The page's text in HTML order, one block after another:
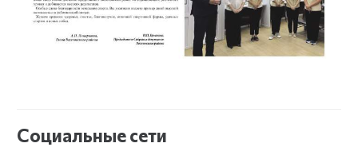
Социальные сети